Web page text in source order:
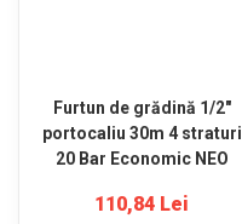
Furtun de grădină 1/2"
portocaliu 30m 4 straturi
20 Bar Economic NEO
110,84 Lei